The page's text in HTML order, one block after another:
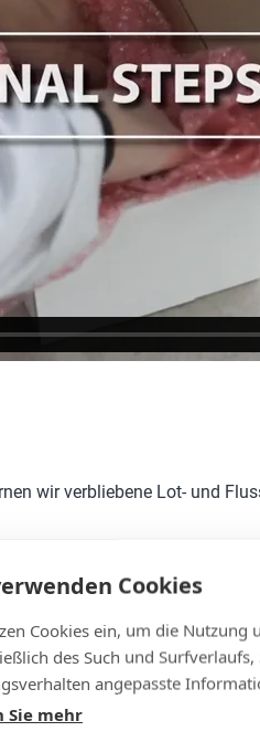
wir verbliebene Lot- und
auf die
um
Bauteilen in Kontakt zu
Einige elektronische
im Inneren der Bauteile
Module, nicht
Cookies
Cookies ein, um die Nutzung
des Such und
angepasste
Sie mehr